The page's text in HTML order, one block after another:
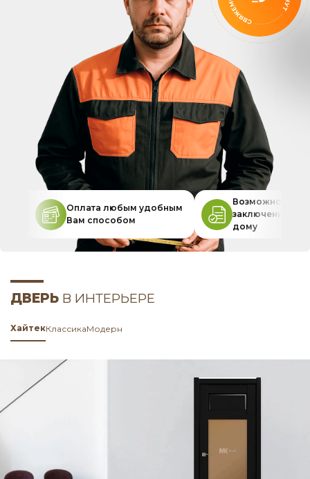
Оплата любым удобным
Вам способом
Возможность
заключения
дому
ДВЕРЬ В ИНТЕРЬЕРЕ
ХайтекКлассикаМодерн